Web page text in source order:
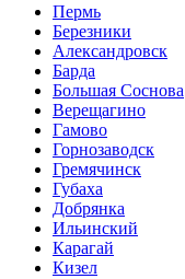
Пермь
Березники
Александровск
Барда
Большая Соснова
Верещагино
Гамово
Горнозаводск
Гремячинск
Губаха
Добрянка
Ильинский
Карагай
Кизел